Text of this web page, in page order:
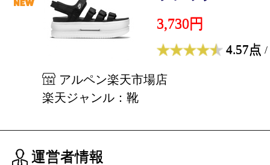
3,730円
4.57点 /
アルペン楽天市場店
楽天ジャンル：靴
運営者情報